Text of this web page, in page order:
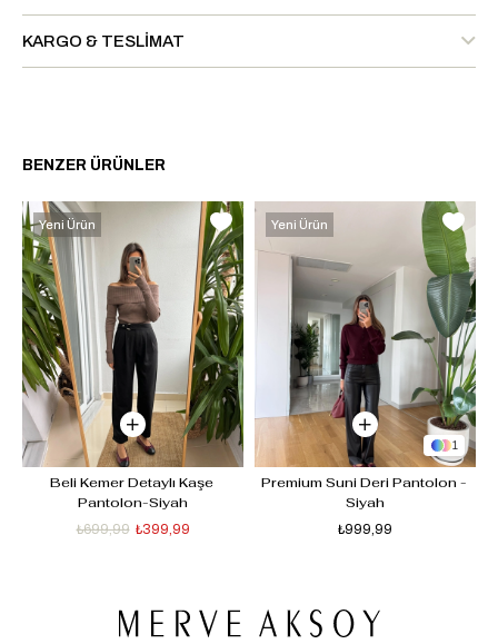
KARGO & TESLIMAT
BENZER ÜRÜNLER
Beli Kemer Detaylı Kaşe
Pantolon-Siyah
₺399,99
₺699,99
Yeni Ürün
1
Premium Suni Deri Pantolon -
Siyah
₺999,99
Yeni Ürün